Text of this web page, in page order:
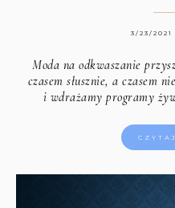
3/23/2021
Moda na odkwaszanie
czasem słusznie, a czasem
i wdrażamy programy